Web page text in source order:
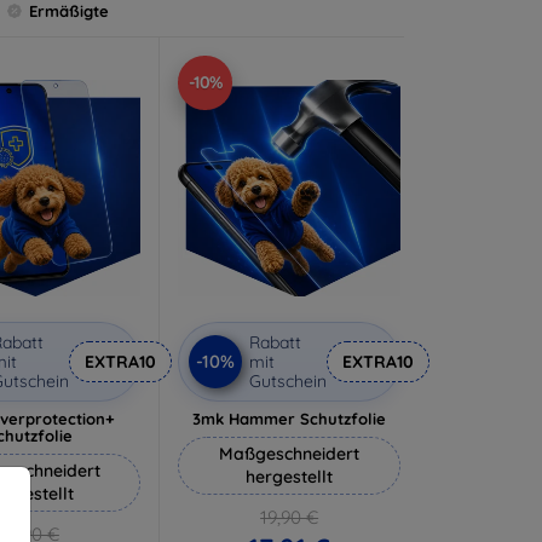
Ermäßigte
EXTRA10
18,90 €
-10%
-10%
Rabatt
mit
Gutschein
EXTRA10
3mk Hammer Schutzfolie
Maßgeschneidert
hergestellt
19,90 €